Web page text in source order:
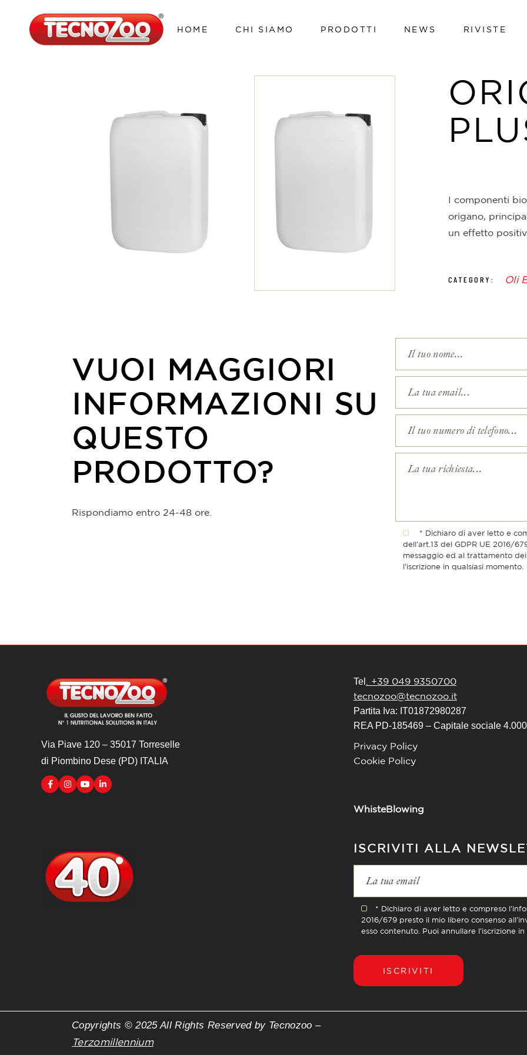
HOME CHI SIAMO PRODOTTI
Vitelli
Cavalli
NEWS RIVISTE
Vacche da latte
Bovini da carne
I componenti
origano,
un effetto
CATEGORY: Oli
VUOI MAGGIORI
INFORMAZIONI SU
QUESTO
PRODOTTO?
Rispondiamo entro 24-48 ore.
* Dichiaro di aver letto e
dell'art.13 del GDPR UE 2016/
messaggio ed al trattamento
l'iscrizione in qualsiasi momento.
Via Piave 120 – 35017 Torreselle
di Piombino Dese (PD) ITALIA
Tel
. +39 049 9350700
tecnozoo@tecnozoo.it
Partita Iva: IT01872980287
REA PD-185469 – Capitale sociale
Privacy Policy
Cookie Policy
WhisteBlowing
ISCRIVITI ALLA
* Dichiaro di aver letto e compreso
2016/679 presto il mio libero consenso
esso contenuto. Puoi annullare l'iscrizione
ISCRIVITI
Copyrights © 2025 All Rights Reserved by Tecnozoo –
Terzomillennium